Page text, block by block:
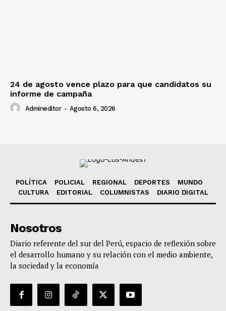
24 de agosto vence plazo para que candidatos su
informe de campaña
Admineditor - Agosto 6, 2026
POLÍTICA POLICIAL REGIONAL DEPORTES
MUNDO
CULTURA
EDITORIAL COLUMNISTAS DIARIO DIGITAL
Nosotros
Diario referente del sur del Perú, espacio de reflexión sobre
el desarrollo humano y su relación con el medio ambiente,
la sociedad y la economía